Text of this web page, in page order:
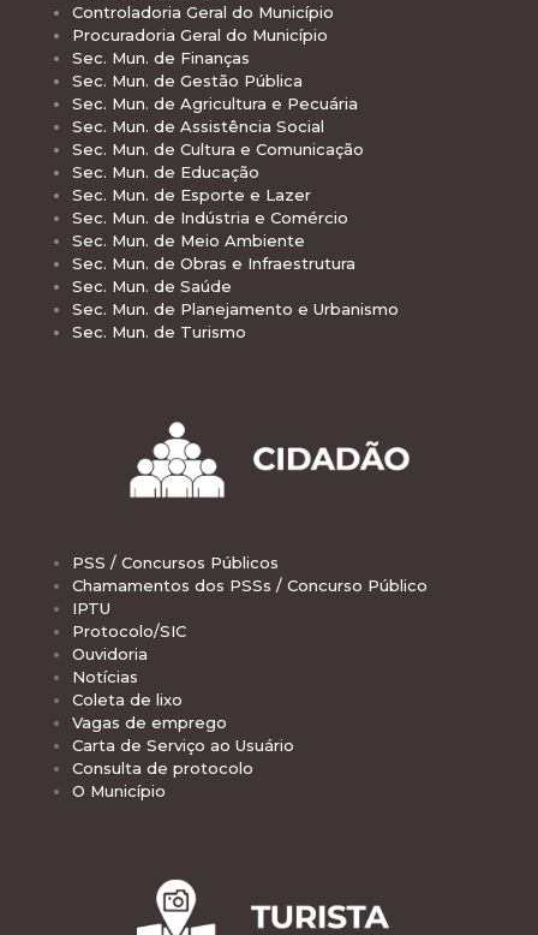
Controladoria Geral do Município
Procuradoria Geral do Município
Sec. Mun. de Finanças
Sec. Mun. de Gestão Pública
Sec. Mun. de Agricultura e Pecuária
Sec. Mun. de Assistência Social
Sec. Mun. de Cultura e Comunicação
Sec. Mun. de Educação
Sec. Mun. de Esporte e Lazer
Sec. Mun. de Indústria e Comércio
Sec. Mun. de Meio Ambiente
Sec. Mun. de Obras e Infraestrutura
Sec. Mun. de Saúde
Sec. Mun. de Planejamento e Urbanismo
Sec. Mun. de Turismo
PSS / Concursos Públicos
Chamamentos dos PSSs / Concurso Público
IPTU
Protocolo/SIC
Ouvidoria
Notícias
Coleta de lixo
Vagas de emprego
Carta de Serviço ao Usuário
Consulta de protocolo
O Município